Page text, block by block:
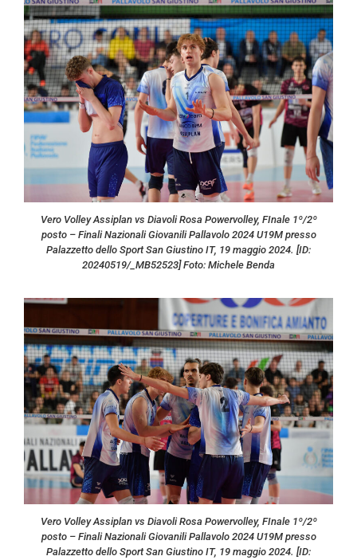
Vero Volley Assiplan vs Diavoli Rosa Powervolley, FInale 1º/2º
posto – Finali Nazionali Giovanili Pallavolo 2024 U19M presso
Palazzetto dello Sport San Giustino IT, 19 maggio 2024. [ID:
20240519/_MB52523] Foto: Michele Benda
Vero Volley Assiplan vs Diavoli Rosa Powervolley, FInale 1º/2º
posto – Finali Nazionali Giovanili Pallavolo 2024 U19M presso
Palazzetto dello Sport San Giustino IT, 19 maggio 2024. [ID: